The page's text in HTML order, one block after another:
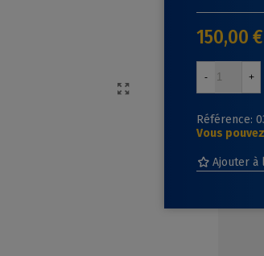
150,00 €
- +
Référence:
Vous
Ajouter à